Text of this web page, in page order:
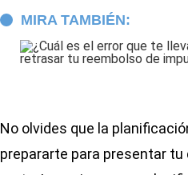
MIRA TAMBIÉN:
No olvides que la
prepararte para presentar